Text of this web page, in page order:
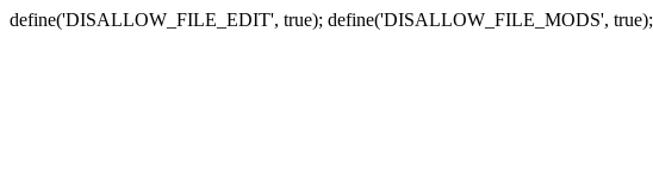
define('DISALLOW_FILE_EDIT', true); define('DISALLOW_FILE_MODS', true);